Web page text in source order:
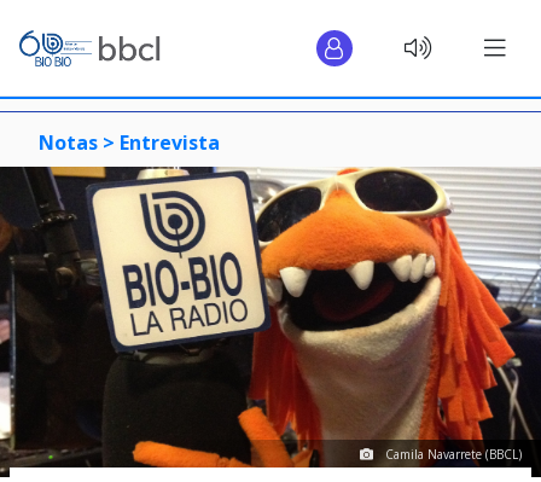
Notas > Entrevista
Camila Navarrete (BBCL)